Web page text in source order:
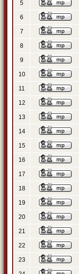
5
6
7
8
9
10
11
12
13
14
15
16
17
18
19
20
21
22
23